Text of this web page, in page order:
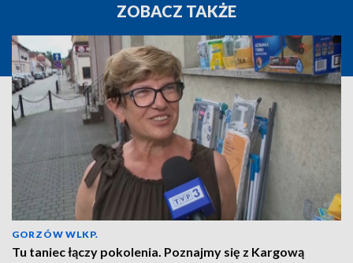
ZOBACZ TAKŻE
GORZÓW WLKP.
Tu taniec łączy pokolenia. Poznajmy się z Kargową